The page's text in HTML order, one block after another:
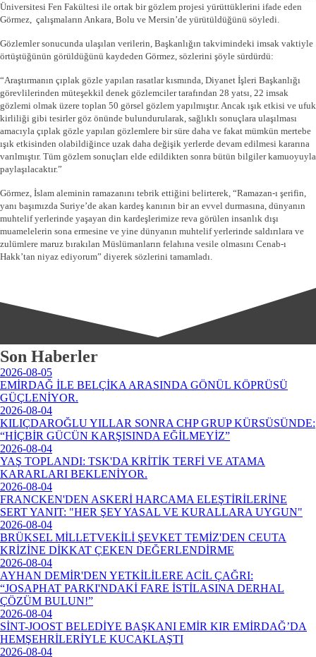
Üniversitesi Fen Fakültesi ile ortak bir gözlem projesi yürüttüklerini ifade eden
Görmez, çalışmaların Ankara, Bolu ve Mersin’de yürütüldüğünü söyledi.
Gözlemler sonucunda ulaşılan verilerin, Başkanlığın takvimindeki imsak vaktiyle
örtüştüğünün görüldüğünü kaydeden Görmez, sözlerini şöyle sürdürdü:
“Araştırmanın çıplak gözle yapılan rasatlar kısmında, Diyanet İşleri Başkanlığı
görevlilerinden müteşekkil denek gözlemciler tarafından 28 yatsı, 22 imsak
gözlemi olmak üzere toplan 50 görsel gözlem yapılmıştır. Ancak ışık etkisi ve ufuk
kirliliği gibi tesirler göz önünde bulundurularak, sağlıklı sonuçlara ulaşılması
amacıyla çıplak gözle yapılan gözlemlere bir süre daha ve fakat mümkün mertebe
ışık etkisinden olabildiğince uzak daha değişik yerlerde devam edilmesi kararına
varılmıştır. Tüm gözlem sonuçları elde edildikten sonra bütün bilgiler kamuoyuyla
paylaşılacaktır.”
Görmez, İslam aleminin ramazanını tebrik ettiğini belirterek, “Ramazan-ı şerifin,
yanı başımızda Suriye’de akan kardeş kanının bir an evvel durmasına, dünyanın
muhtelif yerlerinde yaşayan din kardeşlerimize reva görülen insanlık dışı
muamelelerin sona ermesine ve yine dünyanın muhtelif yerlerinde saldırılara ve
zulümlere maruz bırakılan Müslümanların felahına vesile olmasını Cenab-ı
Hakk’tan niyaz ediyorum” diyerek sözlerini tamamladı.
Son Haberler
2026-08-05
EMİRDAĞ İLE BELÇİKA ARASINDA GÖNÜL KÖPRÜSÜ
GÜÇLENİYOR.
2026-08-04
KILIÇDAROĞLU YILLAR SONRA CHP GRUP KÜRSÜSÜNDE:
“HİÇBİR GÜCÜN KARŞISINDA EĞİLMEYİZ”
2026-08-04
YAŞ TOPLANDI: TSK'DA KRİTİK TERFİ VE ATAMA
KARARLARI BEKLENİYOR.
2026-08-04
FRANCKEN'DEN ASKERİ HARCAMA ELEŞTİRİLERİNE
SERT YANIT: "HER ŞEY YASAL VE KURALLARA UYGUN"
2026-08-04
BRÜKSEL MİLLETVEKİLİ ŞEVKET TEMİZ'DEN CEUTA
KRİZİNE DİKKAT ÇEKEN DEĞERLENDİRME
2026-08-04
AYHAN DEMİR'DEN YETKİLİLERE ACİL ÇAĞRI:
“JOSAPHAT PARKI'NDAKİ FARE İSTİLASINA DERHAL
ÇÖZÜM BULUN!”
2026-08-04
SİNT-JOOST BELEDİYE BAŞKANI EMİR KIR EMİRDAĞ’DA
HEMŞEHRİLERİYLE KUCAKLAŞTI
2026-08-04